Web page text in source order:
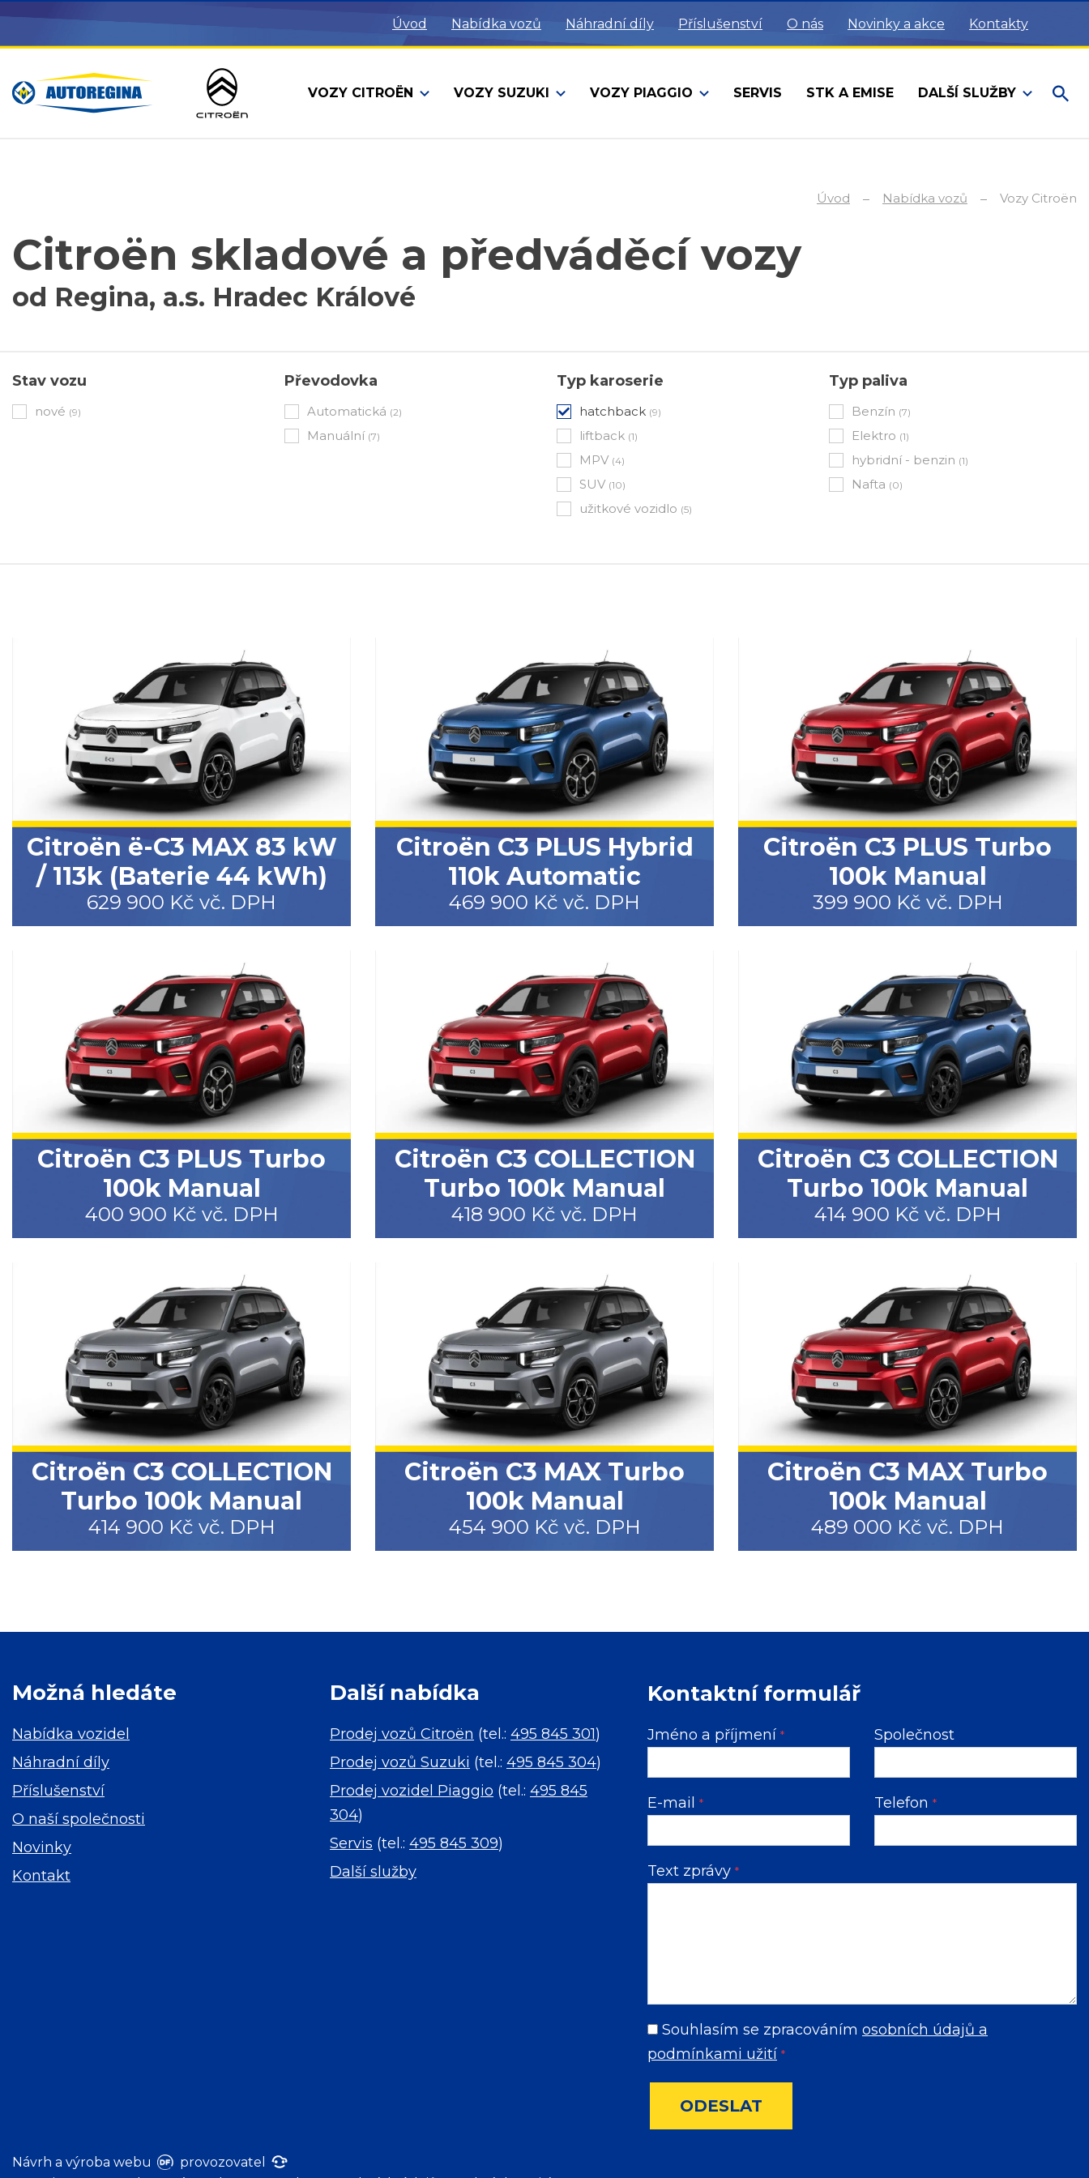
Úvod Nabídka vozů Náhradní díly Příslušenství O nás Novinky a akce Kontakty
VOZY CITROËN VOZY SUZUKI VOZY PIAGGIO SERVIS STK A EMISE DALŠÍ SLUŽBY
Úvod Nabídka vozů Vozy Citroën
Citroën skladové a předváděcí vozy
od Regina, a.s. Hradec Králové
Stav vozu
nové (9)
Převodovka
Automatická (2)
Manuální (7)
Typ karoserie
hatchback (9)
liftback (1)
MPV (4)
SUV (10)
užitkové vozidlo (5)
Typ paliva
Benzín (7)
Elektro (1)
hybridní - benzin (1)
Nafta (0)
Citroën ë-C3 MAX 83 kW
/ 113k (Baterie 44 kWh)
629 900 Kč vč. DPH
Citroën C3 PLUS Hybrid
110k Automatic
469 900 Kč vč. DPH
Citroën C3 PLUS Turbo
100k Manual
399 900 Kč vč. DPH
Citroën C3 PLUS Turbo
100k Manual
400 900 Kč vč. DPH
Citroën C3 COLLECTION
Turbo 100k Manual
418 900 Kč vč. DPH
Citroën C3 COLLECTION
Turbo 100k Manual
414 900 Kč vč. DPH
Citroën C3 COLLECTION
Turbo 100k Manual
414 900 Kč vč. DPH
Citroën C3 MAX Turbo
100k Manual
454 900 Kč vč. DPH
Citroën C3 MAX Turbo
100k Manual
489 000 Kč vč. DPH
Možná hledáte
Nabídka vozidel
Náhradní díly
Příslušenství
O naší společnosti
Novinky
Kontakt
Další nabídka
Prodej vozů Citroën (tel.: 495 845 301)
Prodej vozů Suzuki (tel.: 495 845 304)
Prodej vozidel Piaggio (tel.: 495 845
304)
Servis (tel.: 495 845 309)
Další služby
Kontaktní formulář
Jméno a příjmení * Společnost
E-mail * Telefon *
Text zprávy *
Souhlasím se zpracováním osobních údajů a
podmínkami užití *
ODESLAT
Návrh a výroba webu
provozovatel